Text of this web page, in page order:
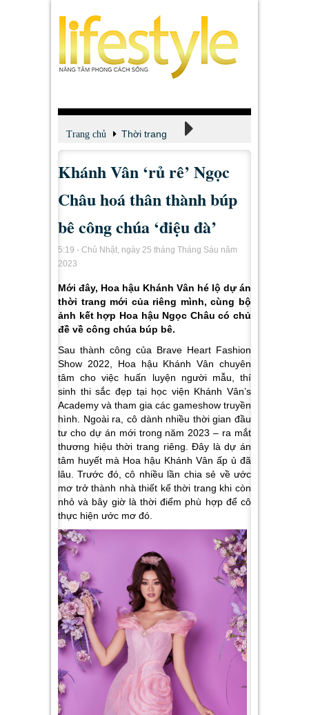
Trang chủ Thời trang
Tin tức - Tư vấn
Khánh Vân ‘rủ rê’ Ngọc
Châu hoá thân thành búp
bê công chúa ‘điệu đà’
5:19 - Chủ Nhật, ngày 25 tháng Tháng Sáu năm
2023
Mới đây, Hoa hậu Khánh Vân hé lộ dự án
thời trang mới của riêng mình, cùng bộ
ảnh kết hợp Hoa hậu Ngọc Châu có chủ
đề về công chúa búp bê.
Sau thành công của Brave Heart Fashion
Show 2022, Hoa hậu Khánh Vân chuyên
tâm cho việc huấn luyện người mẫu, thí
sinh thi sắc đẹp tại học viện Khánh Vân’s
Academy và tham gia các gameshow truyền
hình. Ngoài ra, cô dành nhiều thời gian đầu
tư cho dự án mới trong năm 2023 – ra mắt
thương hiệu thời trang riêng. Đây là dự án
tâm huyết mà Hoa hậu Khánh Vân ấp ủ đã
lâu. Trước đó, cô nhiều lần chia sẻ về ước
mơ trở thành nhà thiết kế thời trang khi còn
nhỏ và bây giờ là thời điểm phù hợp để cô
thực hiện ước mơ đó.